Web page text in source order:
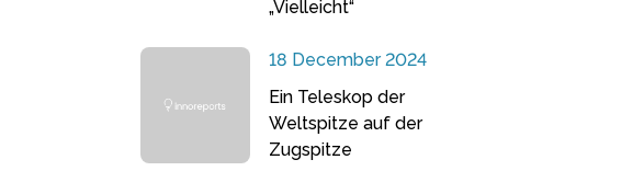
„Vielleicht“
18 December 2024
Ein Teleskop der
Weltspitze auf der
Zugspitze